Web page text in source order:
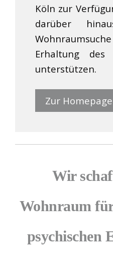
Köln zur
darüber
Erhaltung des
unterstützen.
Zur Homepage
Wir
Wohnraum
psychischen